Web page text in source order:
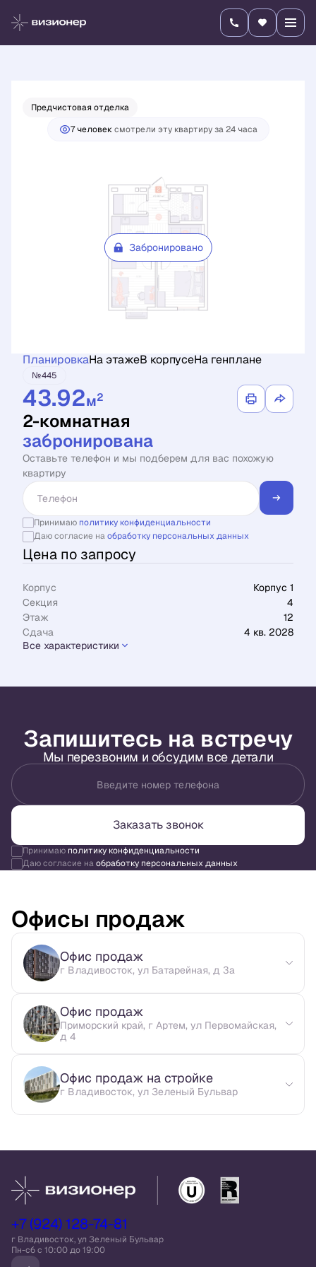
2-комнатная Цена по запросу
Предчистовая отделка
7 человексмотрели эту квартиру за 24 часа
Забронировано
ПланировкаНа этажеВ корпусеНа генплане
№445
43.92м2
2-комнатная
забронирована
Оставьте телефон и мы подберем для вас похожую
квартиру
Принимаю политику конфиденциальности
Даю согласие наобработку персональных данных
Цена по запросу
Корпус
Корпус 1
Секция
4
Этаж
12
Сдача
4 кв. 2028
Все характеристики
Запишитесь на встречу
Мы перезвоним и обсудим все детали
Введите номер телефона
Заказать звонок
Принимаю политику конфиденциальности
Даю согласие наобработку персональных данных
Офисы продаж
Офис продаж
г Владивосток, ул Батарейная, д 3а
Офис продаж
Приморский край, г Артем, ул Первомайская,
д 4
Офис продаж на стройке
г Владивосток, ул Зеленый Бульвар
+7 (924) 128-74-81
г Владивосток, ул Зеленый Бульвар
Пн-сб c 10:00 до 19:00